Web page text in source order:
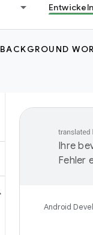
Entwickeln
BACKGROUND
Ihre
Fehler
Android